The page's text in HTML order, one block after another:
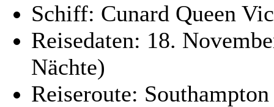
Schiff: Cunard Queen
Reisedaten: 18.
Nächte)
Reiseroute: